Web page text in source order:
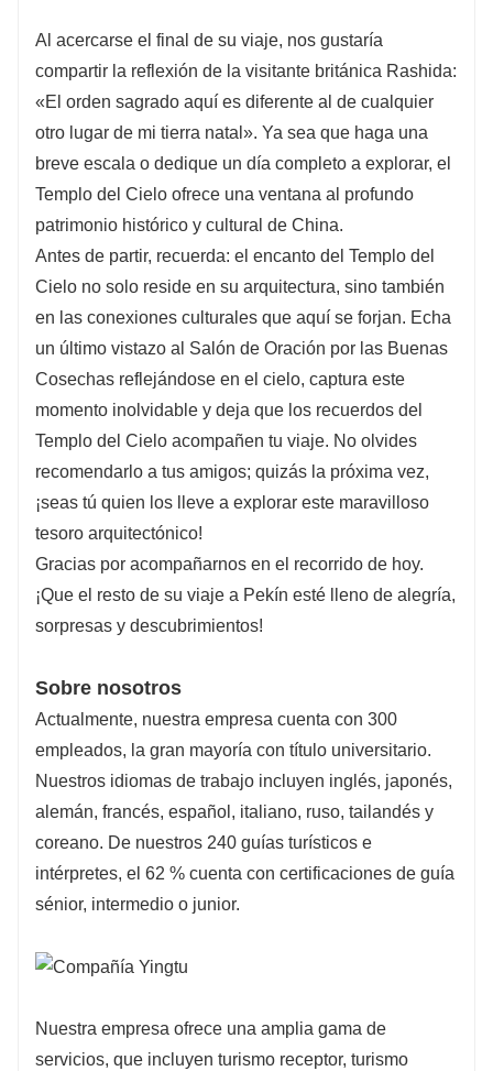
Al acercarse el final de su viaje, nos gustaría
compartir la reflexión de la visitante británica Rashida:
«El orden sagrado aquí es diferente al de cualquier
otro lugar de mi tierra natal». Ya sea que haga una
breve escala o dedique un día completo a explorar, el
Templo del Cielo ofrece una ventana al profundo
patrimonio histórico y cultural de China.
Antes de partir, recuerda: el encanto del Templo del
Cielo no solo reside en su arquitectura, sino también
en las conexiones culturales que aquí se forjan. Echa
un último vistazo al Salón de Oración por las Buenas
Cosechas reflejándose en el cielo, captura este
momento inolvidable y deja que los recuerdos del
Templo del Cielo acompañen tu viaje. No olvides
recomendarlo a tus amigos; quizás la próxima vez,
¡seas tú quien los lleve a explorar este maravilloso
tesoro arquitectónico!
Gracias por acompañarnos en el recorrido de hoy.
¡Que el resto de su viaje a Pekín esté lleno de alegría,
sorpresas y descubrimientos!
Sobre nosotros
Actualmente, nuestra empresa cuenta con 300
empleados, la gran mayoría con título universitario.
Nuestros idiomas de trabajo incluyen inglés, japonés,
alemán, francés, español, italiano, ruso, tailandés y
coreano. De nuestros 240 guías turísticos e
intérpretes, el 62 % cuenta con certificaciones de guía
sénior, intermedio o junior.
Nuestra empresa ofrece una amplia gama de
servicios, que incluyen turismo receptor, turismo